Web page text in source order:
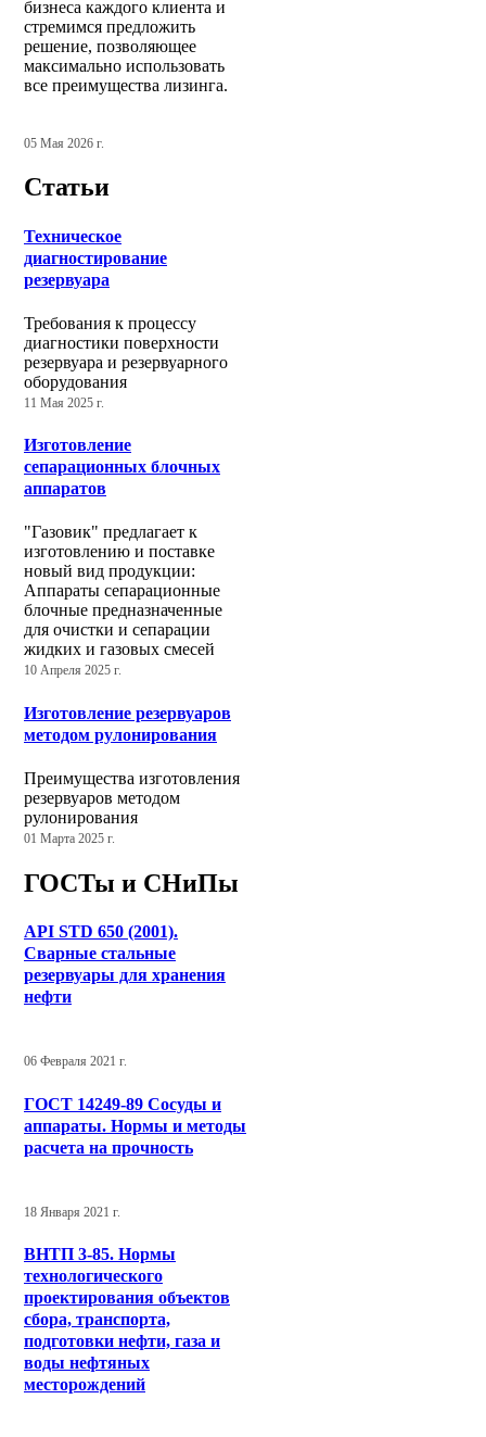
бизнеса каждого клиента и
стремимся предложить
решение, позволяющее
максимально использовать
все преимущества лизинга.
05 Мая 2026 г.
Статьи
Техническое
диагностирование
резервуара
Требования к процессу
диагностики поверхности
резервуара и резервуарного
оборудования
11 Мая 2025 г.
Изготовление
сепарационных блочных
аппаратов
"Газовик" предлагает к
изготовлению и поставке
новый вид продукции:
Аппараты сепарационные
блочные предназначенные
для очистки и сепарации
жидких и газовых смесей
10 Апреля 2025 г.
Изготовление резервуаров
методом рулонирования
Преимущества изготовления
резервуаров методом
рулонирования
01 Марта 2025 г.
ГОСТы и СНиПы
API STD 650 (2001).
Сварные стальные
резервуары для хранения
нефти
06 Февраля 2021 г.
ГОСТ 14249-89 Сосуды и
аппараты. Нормы и методы
расчета на прочность
18 Января 2021 г.
ВНТП 3-85. Нормы
технологического
проектирования объектов
сбора, транспорта,
подготовки нефти, газа и
воды нефтяных
месторождений